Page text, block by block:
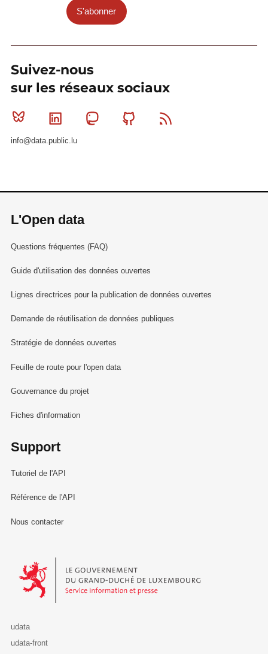
S'abonner
Suivez-nous
sur les réseaux sociaux
Bluesky Linkedin MastodonGithub
info@data.public.lu
L'Open data
Questions fréquentes (FAQ)
Guide d'utilisation des données ouvertes
Lignes directrices pour la publication de données ouvertes
Demande de réutilisation de données publiques
Stratégie de données ouvertes
Feuille de route pour l'open data
Gouvernance du projet
Fiches d'information
Support
Tutoriel de l'API
Référence de l'API
Nous contacter
Le Gouvernement du Grand-Duché de Luxembourg - Service
udata
udata-front